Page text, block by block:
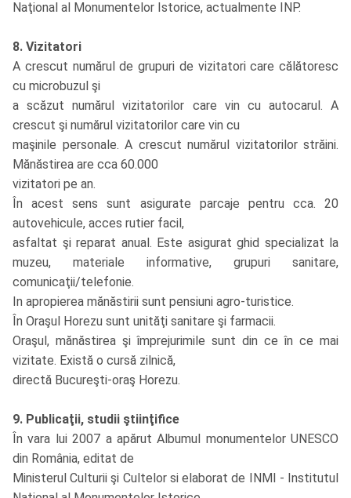
Naţional al Monumentelor Istorice, actualmente INP.
8. Vizitatori
A crescut numărul de grupuri de vizitatori care călătoresc
cu microbuzul şi
a scăzut numărul vizitatorilor care vin cu autocarul. A
crescut şi numărul vizitatorilor care vin cu
maşinile personale. A crescut numărul vizitatorilor străini.
Mănăstirea are cca 60.000
vizitatori pe an.
În acest sens sunt asigurate parcaje pentru cca. 20
autovehicule, acces rutier facil,
asfaltat şi reparat anual. Este asigurat ghid specializat la
muzeu, materiale informative, grupuri sanitare,
comunicaţii/telefonie.
In apropierea mănăstirii sunt pensiuni agro-turistice.
În Oraşul Horezu sunt unităţi sanitare şi farmacii.
Oraşul, mănăstirea şi împrejurimile sunt din ce în ce mai
vizitate. Există o cursă zilnică,
directă Bucureşti-oraş Horezu.
9. Publicaţii, studii ştiinţifice
În vara lui 2007 a apărut Albumul monumentelor UNESCO
din România, editat de
Ministerul Culturii şi Cultelor si elaborat de INMI - Institutul